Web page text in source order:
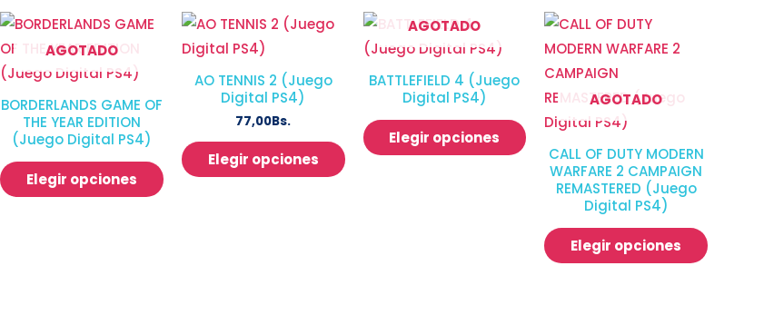
AGOTADO
BORDERLANDS GAME OF
THE YEAR EDITION
(Juego Digital PS4)
Elegir opciones
AO TENNIS 2 (Juego
Digital PS4)
77,00Bs.
Elegir opciones
AGOTADO
BATTLEFIELD 4 (Juego
Digital PS4)
Elegir opciones
AGOTADO
CALL OF DUTY MODERN
WARFARE 2 CAMPAIGN
REMASTERED (Juego
Digital PS4)
Elegir opciones